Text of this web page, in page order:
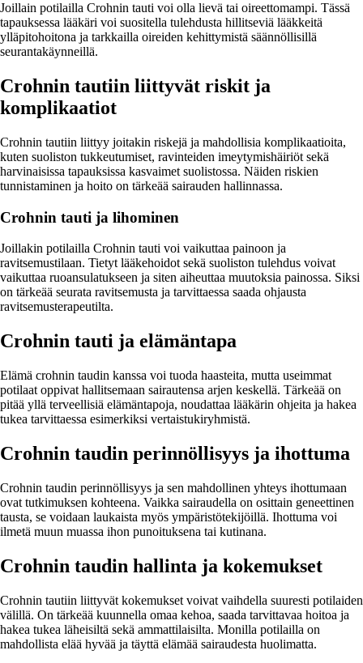
Joillain potilailla Crohnin tauti voi olla lievä tai oireettomampi. Tässä
tapauksessa lääkäri voi suositella tulehdusta hillitseviä lääkkeitä
ylläpitohoitona ja tarkkailla oireiden kehittymistä säännöllisillä
seurantakäynneillä.
Crohnin tautiin liittyvät riskit ja
komplikaatiot
Crohnin tautiin liittyy joitakin riskejä ja mahdollisia komplikaatioita,
kuten suoliston tukkeutumiset, ravinteiden imeytymishäiriöt sekä
harvinaisissa tapauksissa kasvaimet suolistossa. Näiden riskien
tunnistaminen ja hoito on tärkeää sairauden hallinnassa.
Crohnin tauti ja lihominen
Joillakin potilailla Crohnin tauti voi vaikuttaa painoon ja
ravitsemustilaan. Tietyt lääkehoidot sekä suoliston tulehdus voivat
vaikuttaa ruoansulatukseen ja siten aiheuttaa muutoksia painossa. Siksi
on tärkeää seurata ravitsemusta ja tarvittaessa saada ohjausta
ravitsemusterapeutilta.
Crohnin tauti ja elämäntapa
Elämä crohnin taudin kanssa voi tuoda haasteita, mutta useimmat
potilaat oppivat hallitsemaan sairautensa arjen keskellä. Tärkeää on
pitää yllä terveellisiä elämäntapoja, noudattaa lääkärin ohjeita ja hakea
tukea tarvittaessa esimerkiksi vertaistukiryhmistä.
Crohnin taudin perinnöllisyys ja ihottuma
Crohnin taudin perinnöllisyys ja sen mahdollinen yhteys ihottumaan
ovat tutkimuksen kohteena. Vaikka sairaudella on osittain geneettinen
tausta, se voidaan laukaista myös ympäristötekijöillä. Ihottuma voi
ilmetä muun muassa ihon punoituksena tai kutinana.
Crohnin taudin hallinta ja kokemukset
Crohnin tautiin liittyvät kokemukset voivat vaihdella suuresti potilaiden
välillä. On tärkeää kuunnella omaa kehoa, saada tarvittavaa hoitoa ja
hakea tukea läheisiltä sekä ammattilaisilta. Monilla potilailla on
mahdollista elää hyvää ja täyttä elämää sairaudesta huolimatta.